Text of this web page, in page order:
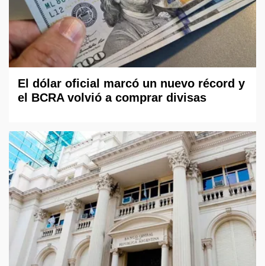
El dólar oficial marcó un nuevo récord y
el BCRA volvió a comprar divisas